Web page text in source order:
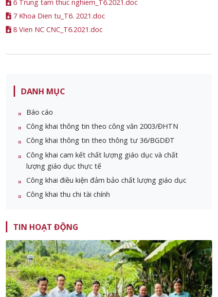
6 Trung tam thuc nghiem_T6.2021.doc
7 Khoa Dien tu_T6. 2021.doc
8 Vien NC CNC_T6.2021.doc
DANH MỤC
Báo cáo
Công khai thông tin theo công văn 2003/ĐHTN
Công khai thông tin theo thông tư 36/BGDĐT
Công khai cam kết chất lượng giáo dục và chất
lượng giáo dục thực tế
Công khai điều kiện đảm bảo chất lượng giáo dục
Công khai thu chi tài chính
TIN HOẠT ĐỘNG